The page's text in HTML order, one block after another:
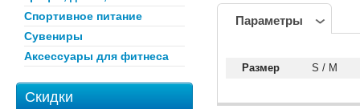
Спортивное питание
Сувениры
Аксессуары для фитнеса
Скидки
Параметры
Размер S / M